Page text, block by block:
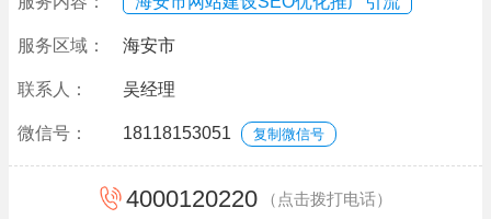
服务区域： 海安市
联系人： 吴经理
微信号： 18118153051 复制微信号
4000120220 （点击拨打电话）